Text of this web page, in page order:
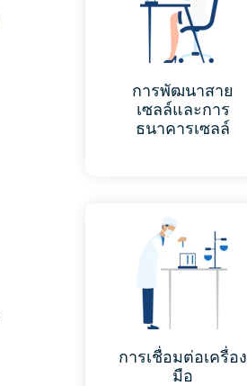
การพัฒนาสาย
เซลล์และการ
ธนาคารเซลล์
การเชื่อมต่อเครื่อง
มือ